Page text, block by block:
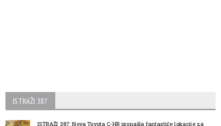
ISTRAŽI 387
ISTRAŽI 387: Nova Toyota C-HR pronašla fantastiče lokacije za